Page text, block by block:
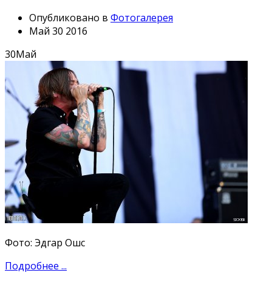
Опубликовано в Фотогалерея
Май 30 2016
30Май
Фото: Эдгар Ошс
Подробнее ...